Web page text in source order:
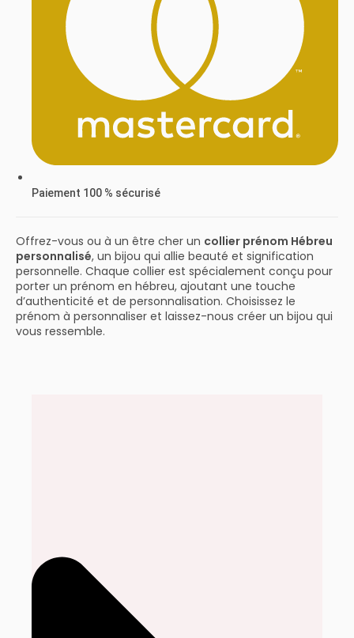
Paiement 100 % sécurisé
Offrez-vous ou à un être cher un collier prénom Hébreu
personnalisé, un bijou qui allie beauté et signification
personnelle. Chaque collier est spécialement conçu pour
porter un prénom en hébreu, ajoutant une touche
d’authenticité et de personnalisation. Choisissez le
prénom à personnaliser et laissez-nous créer un bijou qui
vous ressemble.